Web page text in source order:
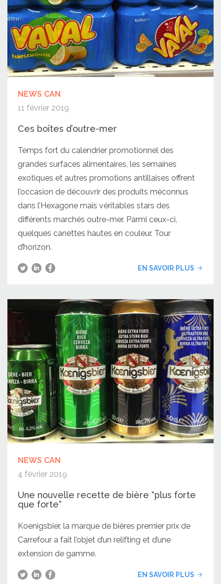
NEWS CAN
11 février 2019
Ces boîtes d’outre-mer
Temps fort du calendrier promotionnel des
grandes surfaces alimentaires, les semaines
exotiques et autres promotions antillaises offrent
l’occasion de découvrir des produits méconnus
dans l’Hexagone mais véritables stars des
différents marchés outre-mer. Parmi ceux-ci,
quelques canettes hautes en couleur. Tour
d’horizon.
EN SAVOIR PLUS
NEWS CAN
4 février 2019
Une nouvelle recette de bière “plus forte
que forte“
Koenigsbier, la marque de bières premier prix de
Carrefour a fait l’objet d’un relifting et d’une
extension de gamme.
EN SAVOIR PLUS